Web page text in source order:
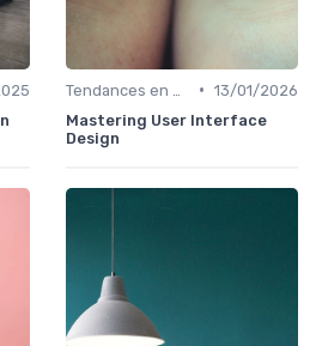
• 13/01/2026
Mastering User Interface
Design